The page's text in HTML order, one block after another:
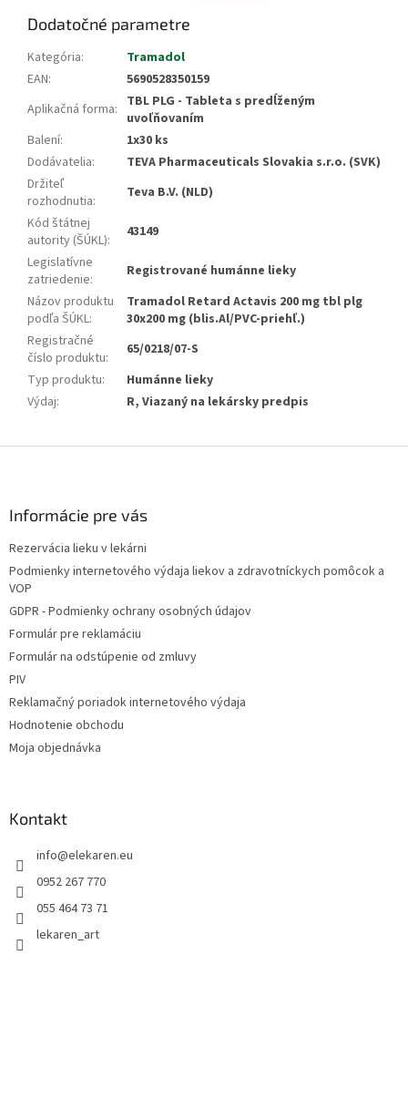
Dodatočné parametre
Kategória:
Tramadol
EAN:
5690528350159
Aplikačná forma: TBL PLG - Tableta s predĺženým
uvoľňovaním
Balení:
1x30 ks
Dodávatelia:
TEVA Pharmaceuticals Slovakia s.r.o. (SVK)
Držiteľ
rozhodnutia:
Teva B.V. (NLD)
Kód štátnej
autority (ŠÚKL):
43149
Legislatívne
zatriedenie:
Registrované humánne lieky
Názov produktu
podľa ŠÚKL:
Tramadol Retard Actavis 200 mg tbl plg
30x200 mg (blis.Al/PVC-priehľ.)
Registračné
číslo produktu:
65/0218/07-S
Typ produktu:
Humánne lieky
Výdaj: R, Viazaný na lekársky predpis
Informácie pre vás
Rezervácia lieku v lekárni
Podmienky internetového výdaja liekov a zdravotníckych pomôcok a
VOP
GDPR - Podmienky ochrany osobných údajov
Formulár pre reklamáciu
Formulár na odstúpenie od zmluvy
PIV
Reklamačný poriadok internetového výdaja
Hodnotenie obchodu
Moja objednávka
Kontakt
info@elekaren.eu
0952 267 770
055 464 73 71
lekaren_art